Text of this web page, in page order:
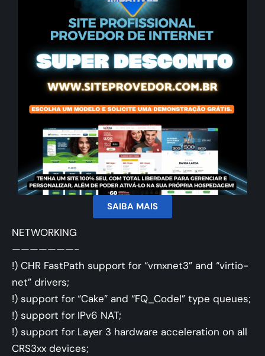
SAIBA MAIS
NETWORKING
———————-
!) CHR FastPath support for “vmxnet3” and “virtio-
net” drivers;
!) support for “Cake” and “FQ_Codel” type queues;
!) support for IPv6 NAT;
!) support for Layer 3 hardware acceleration on all
CRS3xx devices;